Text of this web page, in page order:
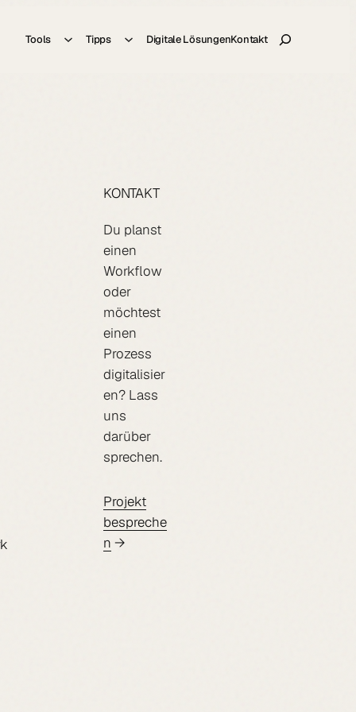
Tools Tipps Digitale LösungenKontakt Suche
KONTAKT
Du planst
einen
Workflow
oder
möchtest
einen
Prozess
digitalisier
en? Lass
uns
darüber
sprechen.
Projekt
bespreche
n